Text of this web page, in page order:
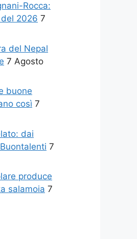
Rocca:
2026 7
del Nepal
7 Agosto
buone
così 7
dai
7
produce
salamoia 7